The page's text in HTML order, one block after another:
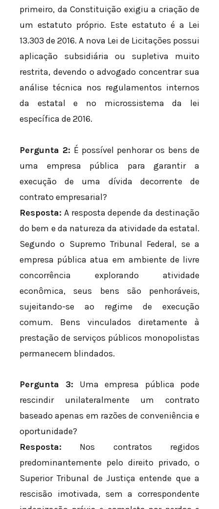
primeiro, da Constituição exigiu a criação de
um estatuto próprio. Este estatuto é a Lei
13.303 de 2016. A nova Lei de Licitações possui
aplicação subsidiária ou supletiva muito
restrita, devendo o advogado concentrar sua
análise técnica nos regulamentos internos
da estatal e no microssistema da lei
específica de 2016.
Pergunta 2: É possível penhorar os bens de
uma empresa pública para garantir a
execução de uma dívida decorrente de
contrato empresarial?
Resposta: A resposta depende da destinação
do bem e da natureza da atividade da estatal.
Segundo o Supremo Tribunal Federal, se a
empresa pública atua em ambiente de livre
concorrência explorando atividade
econômica, seus bens são penhoráveis,
sujeitando-se ao regime de execução
comum. Bens vinculados diretamente à
prestação de serviços públicos monopolistas
permanecem blindados.
Pergunta 3: Uma empresa pública pode
rescindir unilateralmente um contrato
baseado apenas em razões de conveniência e
oportunidade?
Resposta: Nos contratos regidos
predominantemente pelo direito privado, o
Superior Tribunal de Justiça entende que a
rescisão imotivada, sem a correspondente